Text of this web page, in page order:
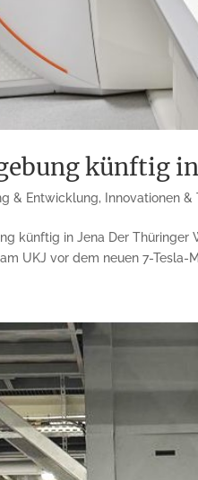
künftig in
& Entwicklung, Innovationen &
künftig in Jena Der
UKJ vor dem neuen 7-Tesla-